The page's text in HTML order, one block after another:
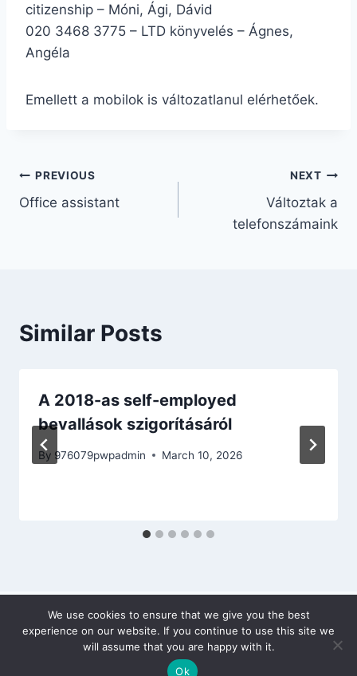
citizenship – Móni, Ági, Dávid
020 3468 3775 – LTD könyvelés – Ágnes,
Angéla
Emellett a mobilok is változatlanul elérhetőek.
PREVIOUS
Office assistant
NEXT
Változtak a
telefonszámaink
Similar Posts
A 2018-as self-employed
bevallások szigorításáról
By 976079pwpadmin March 10, 2026
We use cookies to ensure that we give you the best
experience on our website. If you continue to use this site we
will assume that you are happy with it.
Ok